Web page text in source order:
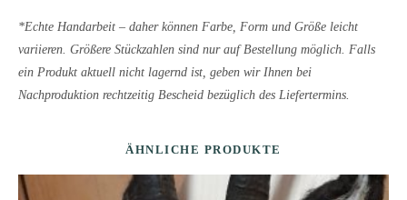
*Echte Handarbeit – daher können Farbe, Form und Größe leicht
variieren. Größere Stückzahlen sind nur auf Bestellung möglich. Falls
ein Produkt aktuell nicht lagernd ist, geben wir Ihnen bei
Nachproduktion rechtzeitig Bescheid bezüglich des Liefertermins.
ÄHNLICHE PRODUKTE